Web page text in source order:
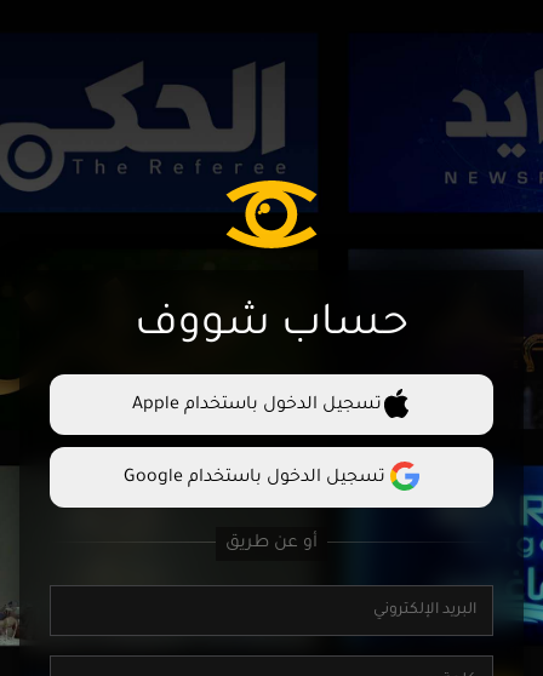
حساب شووف
تسجيل الدخول باستخدام Apple
تسجيل الدخول باستخدام Google